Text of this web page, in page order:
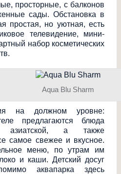
просторные, с балконов
сады. Обстановка в
простая, но уютная, есть
телевидение, мини-
набор косметических
Aqua Blu Sharm
на должном уровне:
предлагаются блюда
а также
самое свежее и вкусное.
меню, по утрам им
и каши. Детский досуг
аквапарка здесь